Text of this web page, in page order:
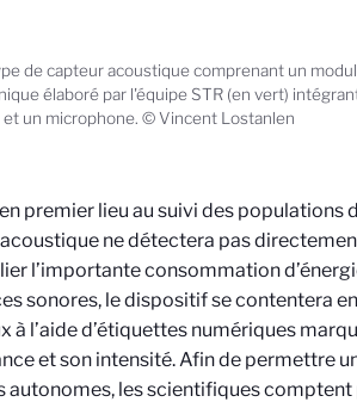
de capteur acoustique comprenant un
élaboré par l'équipe STR (en vert)
et un microphone. © Vincent Lostanlen
premier lieu au suivi des populations
ne détectera pas
l’importante consommation
sonores, le dispositif se contentera
à l’aide d’étiquettes numériques
et son intensité. Afin de permettre
autonomes, les scientifiques